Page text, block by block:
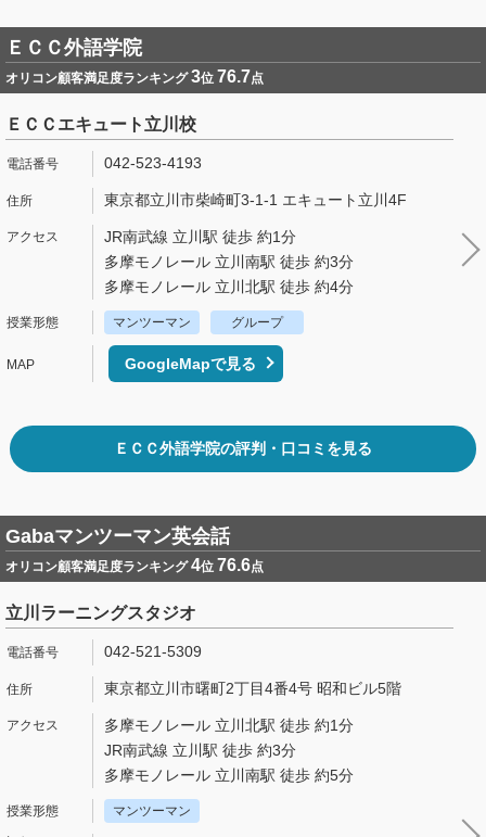
ＥＣＣ外語学院
オリコン顧客満足度ランキング3位 76.7点
ＥＣＣエキュート立川校
042-523-4193
東京都立川市柴崎町3-1-1 エキュート立川4F
JR南武線 立川駅 徒歩 約1分
多摩モノレール 立川南駅 徒歩 約3分
多摩モノレール 立川北駅 徒歩 約4分
マンツーマン グループ
GoogleMapで見る
ＥＣＣ外語学院の評判・口コミを見る
Gabaマンツーマン英会話
オリコン顧客満足度ランキング4位 76.6点
立川ラーニングスタジオ
042-521-5309
東京都立川市曙町2丁目4番4号 昭和ビル5階
多摩モノレール 立川北駅 徒歩 約1分
JR南武線 立川駅 徒歩 約3分
多摩モノレール 立川南駅 徒歩 約5分
マンツーマン